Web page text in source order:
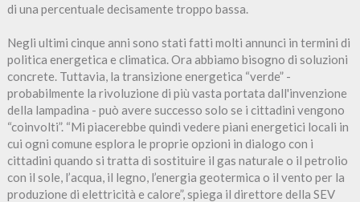
di una percentuale decisamente troppo bassa.
Negli ultimi cinque anni sono stati fatti molti annunci in termini di
politica energetica e climatica. Ora abbiamo bisogno di soluzioni
concrete. Tuttavia, la transizione energetica “verde” -
probabilmente la rivoluzione di più vasta portata dall'invenzione
della lampadina - può avere successo solo se i cittadini vengono
“coinvolti”. “Mi piacerebbe quindi vedere piani energetici locali in
cui ogni comune esplora le proprie opzioni in dialogo con i
cittadini quando si tratta di sostituire il gas naturale o il petrolio
con il sole, l’acqua, il legno, l’energia geotermica o il vento per la
produzione di elettricità e calore”, spiega il direttore della SEV